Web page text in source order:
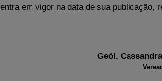
em vigor na data de sua publicação,
Geól.